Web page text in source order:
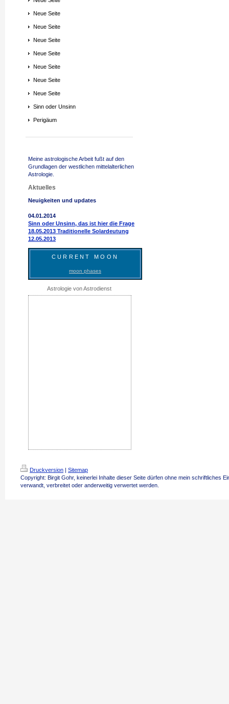
Neue Seite
Neue Seite
Neue Seite
Neue Seite
Neue Seite
Neue Seite
Neue Seite
Sinn oder Unsinn
Perigäum
Meine astrologische Arbeit fußt auf den
Grundlagen der westlichen mittelalterlichen
Astrologie.
Aktuelles
Neuigkeiten und updates
04.01.2014
Sinn oder Unsinn, das ist hier die Frage
18.05.2013 Traditionelle Solardeutung
12.05.2013
CURRENT MOON
moon phases
Astrologie von Astrodienst
Druckversion | Sitemap
Copyright: Birgit Gohr, keinerlei Inhalte dieser Seite dürfen ohne mein schriftliches
verwandt, verbreitet oder anderweitig verwertet werden.